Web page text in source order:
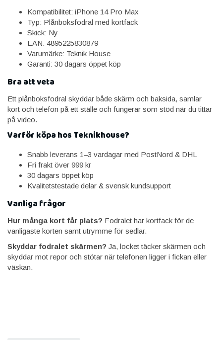
Kompatibilitet: iPhone 14 Pro Max
Typ: Plånboksfodral med kortfack
Skick: Ny
EAN: 4895225830879
Varumärke: Teknik House
Garanti: 30 dagars öppet köp
Bra att veta
Ett plånboksfodral skyddar både skärm och baksida, samlar
kort och telefon på ett ställe och fungerar som stöd när du tittar
på video.
Varför köpa hos Teknikhouse?
Snabb leverans 1–3 vardagar med PostNord & DHL
Fri frakt över 999 kr
30 dagars öppet köp
Kvalitetstestade delar & svensk kundsupport
Vanliga frågor
Hur många kort får plats? Fodralet har kortfack för de
vanligaste korten samt utrymme för sedlar.
Skyddar fodralet skärmen? Ja, locket täcker skärmen och
skyddar mot repor och stötar när telefonen ligger i fickan eller
väskan.